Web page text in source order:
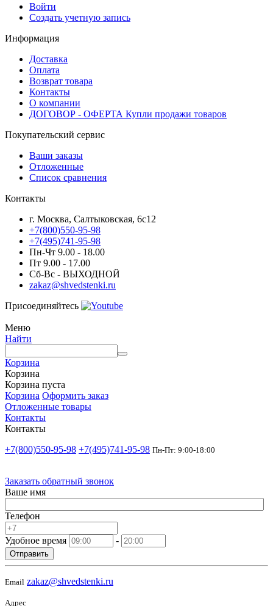
Войти
Создать учетную запись
Информация
Доставка
Оплата
Возврат товара
Контакты
О компании
ДОГОВОР - ОФЕРТА Купли продажи товаров
Покупательский сервис
Ваши заказы
Отложенные
Список сравнения
Контакты
г. Москва, Салтыковская, 6с12
+7(800)550-95-98
+7(495)741-95-98
Пн-Чт 9.00 - 18.00
Пт 9.00 - 17.00
Сб-Вс - ВЫХОДНОЙ
zakaz@shvedstenki.ru
Присоединяйтесь
Меню
Найти
Корзина
Корзина
Корзина пуста
Корзина Оформить заказ
Отложенные товары
Контакты
Контакты
+7(800)550-95-98 +7(495)741-95-98 Пн-Пт: 9:00-18:00
Заказать обратный звонок
Ваше имя
Телефон
Удобное время -
Отправить
Email zakaz@shvedstenki.ru
Адрес